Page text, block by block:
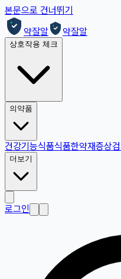
본문으로 건너뛰기
약잘알
약잘알
상호작용 체크
의약품
건강기능식품식품한약재증상
더보기
로그인